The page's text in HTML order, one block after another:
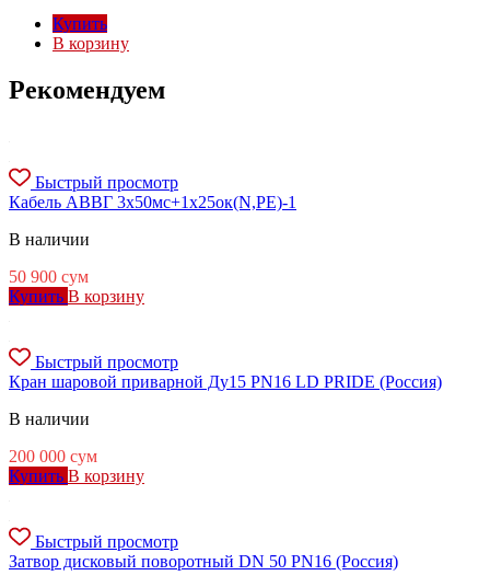
Купить
В корзину
Рекомендуем
Быстрый просмотр
Кабель АВВГ 3х50мс+1х25ок(N,РЕ)-1
В наличии
50 900 сум
Купить В корзину
Быстрый просмотр
Кран шаровой приварной Ду15 PN16 LD PRIDE (Россия)
В наличии
200 000 сум
Купить В корзину
Быстрый просмотр
Затвор дисковый поворотный DN 50 PN16 (Россия)